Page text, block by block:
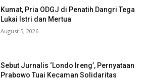
Kumat, Pria ODGJ di Penatih Dangri Tega
Lukai Istri dan Mertua
August 5, 2026
Sebut Jurnalis ‘Londo Ireng’, Pernyataan
Prabowo Tuai Kecaman Solidaritas